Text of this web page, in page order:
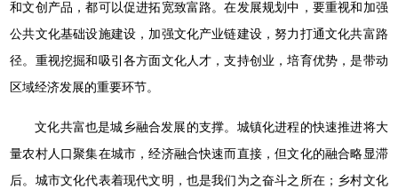
和文创产品，都可以促进拓宽致富路。在发展规划中，要重视和加强
公共文化基础设施建设，加强文化产业链建设，努力打通文化共富路
径。重视挖掘和吸引各方面文化人才，支持创业，培育优势，是带动
区域经济发展的重要环节。
文化共富也是城乡融合发展的支撑。城镇化进程的快速推进将大
量农村人口聚集在城市，经济融合快速而直接，但文化的融合略显滞
后。城市文化代表着现代文明，也是我们为之奋斗之所在；乡村文化